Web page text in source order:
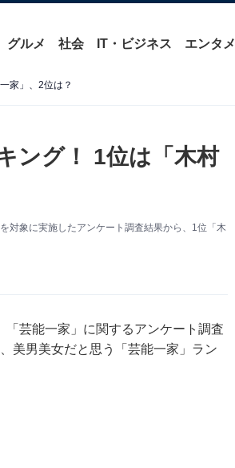
グルメ 社会 IT・ビジネス エンタメ
家」、2位は？
ング！ 1位は「木村
対象に実施したアンケート調査結果から、1位「木
芸能一家」に関するアンケート調査
美男美女だと思う「芸能一家」ラン